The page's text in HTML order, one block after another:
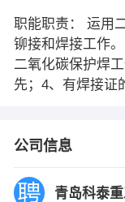
职能职责： 运用
铆接和焊接工作
二氧化碳保护焊
先；4、有焊接证
公司信息
青岛科泰